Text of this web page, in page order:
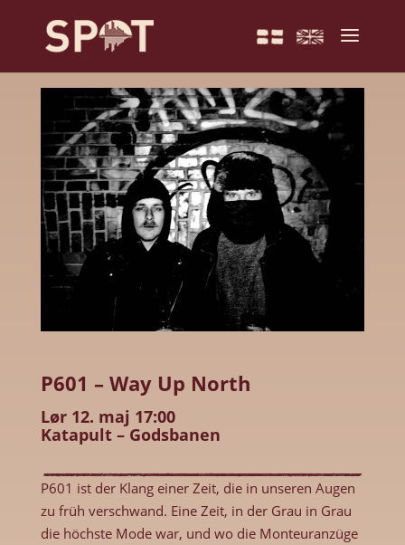
P601 – Way Up North
Lør 12. maj 17:00
Katapult – Godsbanen
P601 ist der Klang einer Zeit, die in unseren Augen
zu früh verschwand. Eine Zeit, in der Grau in Grau
die höchste Mode war, und wo die Monteuranzüge